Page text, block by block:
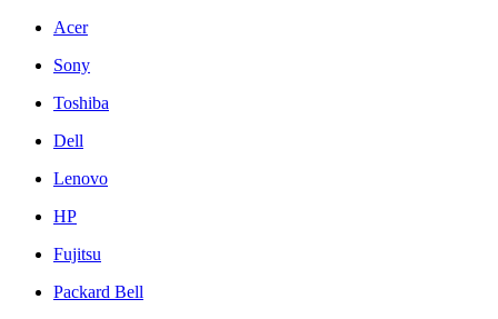
Acer
Sony
Toshiba
Dell
Lenovo
HP
Fujitsu
Packard Bell